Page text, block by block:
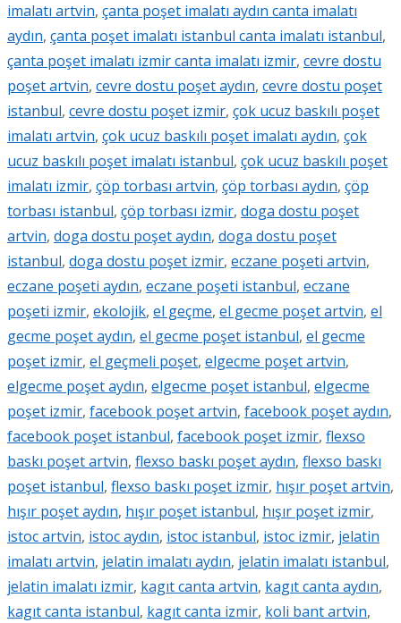
imalatı artvin, çanta poşet imalatı aydın canta imalatı
aydın, çanta poşet imalatı istanbul canta imalatı istanbul,
çanta poşet imalatı izmir canta imalatı izmir, cevre dostu
poşet artvin, cevre dostu poşet aydın, cevre dostu poşet
istanbul, cevre dostu poşet izmir, çok ucuz baskılı poşet
imalatı artvin, çok ucuz baskılı poşet imalatı aydın, çok
ucuz baskılı poşet imalatı istanbul, çok ucuz baskılı poşet
imalatı izmir, çöp torbası artvin, çöp torbası aydın, çöp
torbası istanbul, çöp torbası izmir, doga dostu poşet
artvin, doga dostu poşet aydın, doga dostu poşet
istanbul, doga dostu poşet izmir, eczane poşeti artvin,
eczane poşeti aydın, eczane poşeti istanbul, eczane
poşeti izmir, ekolojik, el geçme, el gecme poşet artvin, el
gecme poşet aydın, el gecme poşet istanbul, el gecme
poşet izmir, el geçmeli poşet, elgecme poşet artvin,
elgecme poşet aydın, elgecme poşet istanbul, elgecme
poşet izmir, facebook poşet artvin, facebook poşet aydın,
facebook poşet istanbul, facebook poşet izmir, flexso
baskı poşet artvin, flexso baskı poşet aydın, flexso baskı
poşet istanbul, flexso baskı poşet izmir, hışır poşet artvin,
hışır poşet aydın, hışır poşet istanbul, hışır poşet izmir,
istoc artvin, istoc aydın, istoc istanbul, istoc izmir, jelatin
imalatı artvin, jelatin imalatı aydın, jelatin imalatı istanbul,
jelatin imalatı izmir, kagıt canta artvin, kagıt canta aydın,
kagıt canta istanbul, kagıt canta izmir, koli bant artvin,